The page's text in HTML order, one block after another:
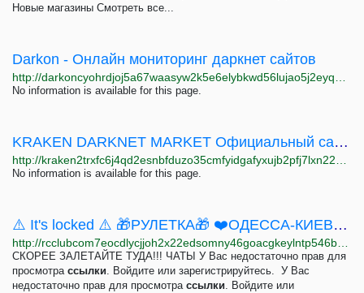
Новые магазины Смотреть все...
Darkon - Онлайн мониторинг даркнет сайтов
No information is available for this page.
KRAKEN DARKNET MARKET Официальный сайт КРАКЕН даркнет маркет ссылка
No information is available for this page.
⚠️ It's locked ⚠️ 🎁РУЛЕТКА🎁 ❤️ОДЕССА-КИЕВ❤️ 💀BANCHER420💀 | Страница 12 | RCClub
СКОРЕЕ ЗАЛЕТАЙТЕ ТУДА!!! ЧАТЫ У Вас недостаточно прав для
просмотра ссылки. Войдите или зарегистрируйтесь. ️ У Вас
недостаточно прав для просмотра ссылки. Войдите или